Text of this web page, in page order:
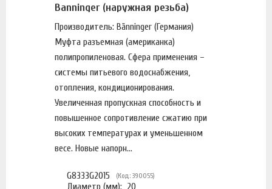
Banninger (наружная резьба)
Производитель: Bänninger (Германия)
Муфта разъемная (американка)
полипропиленовая. Сфера применения –
системы питьевого водоснабжения,
отопления, кондиционирования.
Увеличенная пропускная способность и
повышенное сопротивление сжатию при
высоких температурах и уменьшенном
весе. Новые напорн...
G8333G2015 (Код: 390055)
Диаметр (мм): 20